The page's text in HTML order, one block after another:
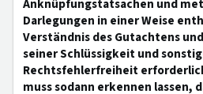
Anknüpfungstatsachen und
Darlegungen in einer Weise
Verständnis des Gutachtens
seiner Schlüssigkeit und
Rechtsfehlerfreiheit
muss sodann erkennen lassen,